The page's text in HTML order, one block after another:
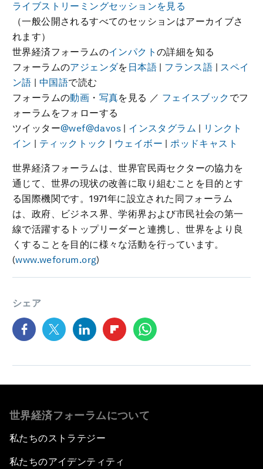
ライブストリーミングセッションを見る
（一般公開されるすべてのセッションはアーカイブさ
れます）
世界経済フォーラムのインパクト の詳細を知る
フォーラムのアジェンダを 日本語 | フランス語 | スペイ
ン語 |中国語で読む
フォーラムの動画 ・ 写真を見る ／ フェイスブック でフ
ォーラムをフォローする
ツイッター@wef@davos | インスタグラム | リンクト
イン | ティックトック | ウェイボー |ポッドキャスト
世界経済フォーラムは、世界官民両セクターの協力を
通じて、世界の現状の改善に取り組むことを目的とす
る国際機関です。1971年に設立された同フォーラム
は、政府、ビジネス界、学術界および市民社会の第一
線で活躍するトップリーダーと連携し、世界をより良
くすることを目的に様々な活動を行っています。
(www.weforum.org)
シェア
世界経済フォーラムについて
私たちのストラテジー
私たちのアイデンティティ